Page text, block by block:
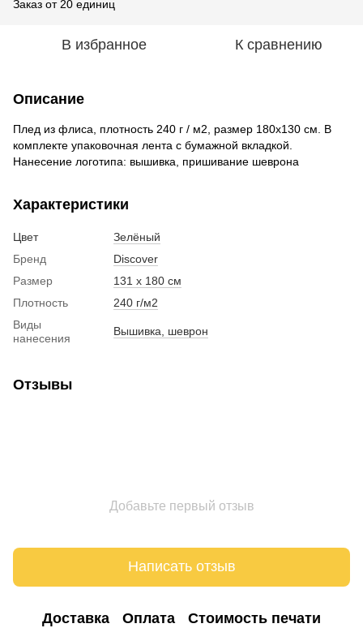
Заказ от 20 единиц
В избранное К сравнению
Описание
Плед из флиса, плотность 240 г / м2, размер 180х130 см. В
комплекте упаковочная лента с бумажной вкладкой.
Нанесение логотипа: вышивка, пришивание шеврона
Характеристики
Цвет
Зелёный
Бренд
Discover
Размер
131 х 180 см
Плотность
240 г/м2
Виды
нанесения
Вышивка, шеврон
Отзывы
Добавьте первый отзыв
Написать отзыв
Доставка Оплата Стоимость печати